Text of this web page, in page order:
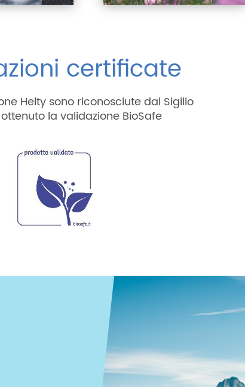
certificate
Helty sono riconosciute dal Sigillo
la validazione BioSafe